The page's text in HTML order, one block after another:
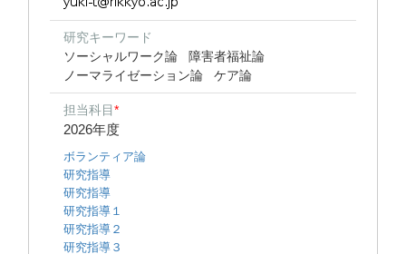
研究キーワード
ソーシャルワーク論
障害者福祉論
ノーマライゼーション論
ケア論
担当科目*
2026年度
ボランティア論
研究指導
研究指導
研究指導１
研究指導２
研究指導３